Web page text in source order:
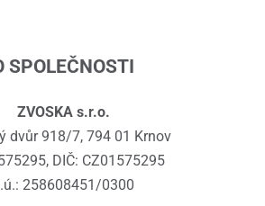
SPOLEČNOSTI
ZVOSKA s.r.o.
dvůr 918/7, 794 01 Krnov
DIČ: CZ01575295
258608451/0300